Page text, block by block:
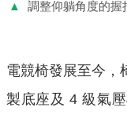
▲ 調整仰躺角度的握
電競椅發展至今，
製底座及 4 級氣